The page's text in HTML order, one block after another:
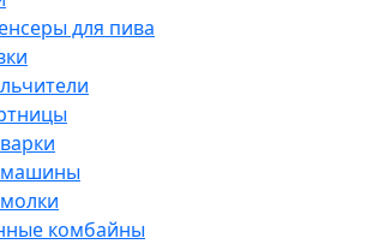
для пива
комбайны